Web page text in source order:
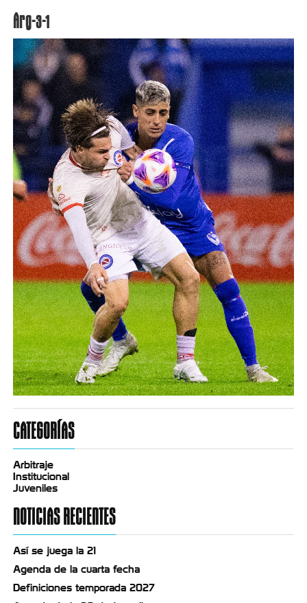
Arg-3-1
CATEGORÍAS
Arbitraje
Institucional
Juveniles
NOTICIAS RECIENTES
Así se juega la 21
Agenda de la cuarta fecha
Definiciones temporada 2027